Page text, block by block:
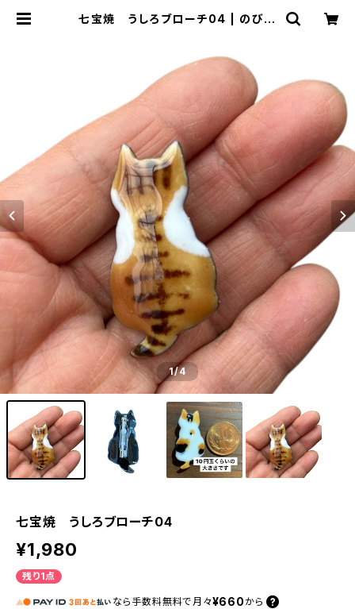
七宝焼 うしろブローチ04 | のび工
1/4
七宝焼 うしろブローチ04
¥1,980
残り1点
なら 手数料無料で 月々¥660 から